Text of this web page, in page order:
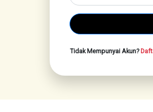
Tidak Mempunyai Akun?